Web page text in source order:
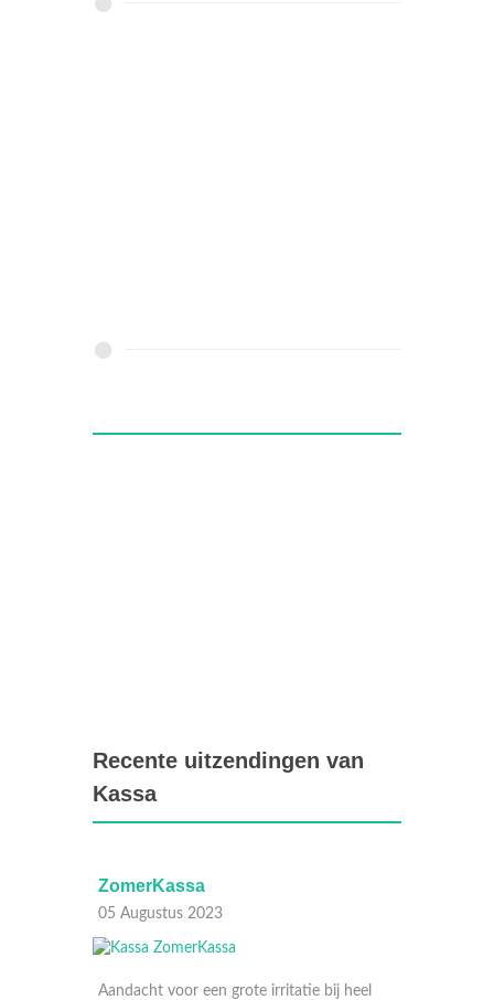
Recente uitzendingen van
Kassa
ZomerKassa
05 Augustus 2023
Aandacht voor een grote irritatie bij heel